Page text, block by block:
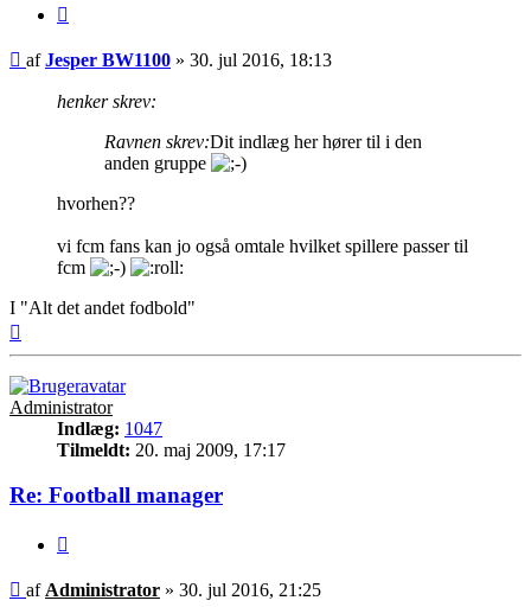
Indlæg
afJesper BW1100 » 30. jul 2016, 18:13
henker skrev:
Ravnen skrev:Dit indlæg her hører til i den
anden gruppe
hvorhen??
vi fcm fans kan jo også omtale hvilket spillere passer til
fcm
I "Alt det andet fodbold"
Administrator
Indlæg: 1047
Tilmeldt: 20. maj 2009, 17:17
Re: Football manager
Indlæg
af Administrator » 30. jul 2016, 21:25